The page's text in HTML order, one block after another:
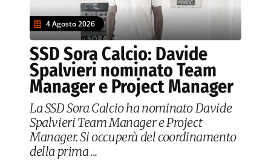
4 Agosto 2026
SSD Sora Calcio: Davide
Spalvieri nominato Team
Manager e Project Manager
La SSD Sora Calcio ha nominato Davide
Spalvieri Team Manager e Project
Manager. Si occuperà del coordinamento
della prima ...